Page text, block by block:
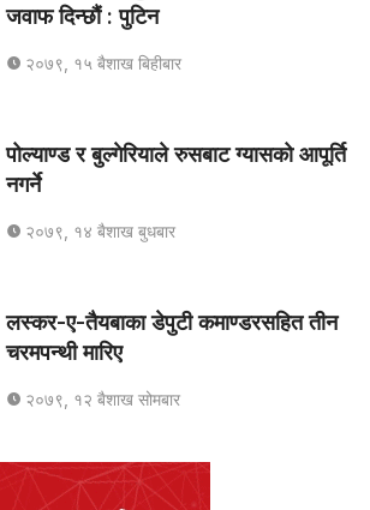
जवाफ दिन्छौं : पुटिन
२०७९, १५ बैशाख बिहीबार
पोल्याण्ड र बुल्गेरियाले रुसबाट ग्यासको आपूर्ति
नगर्ने
२०७९, १४ बैशाख बुधबार
लस्कर-ए-तैयबाका डेपुटी कमाण्डरसहित तीन
चरमपन्थी मारिए
२०७९, १२ बैशाख सोमबार